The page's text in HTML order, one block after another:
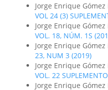
Jorge Enrique
VOL 24 (3)
Jorge Enrique
VOL. 18, NÚM. 1S
Jorge Enrique
23, NUM 3 (2019)
Jorge Enrique
VOL. 22
Jorge Enrique